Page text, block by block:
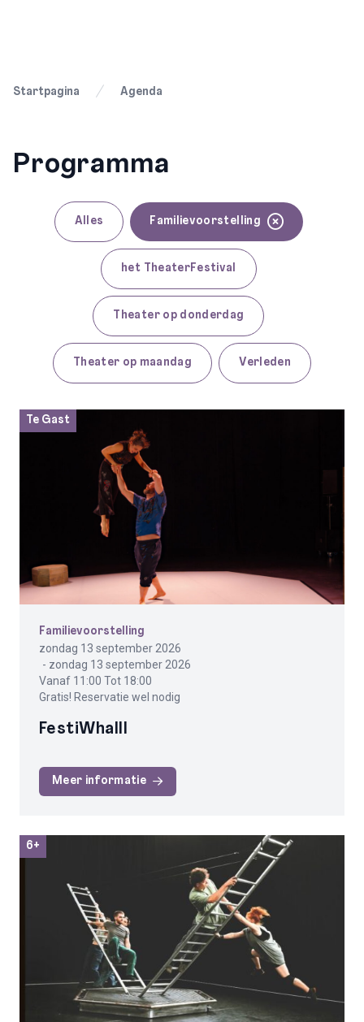
Startpagina Agenda
Programma
Alles Familievoorstelling
het TheaterFestival
Theater op donderdag
Theater op maandag Verleden
Te Gast
Familievoorstelling
zondag 13 september 2026
- zondag 13 september 2026
Vanaf 11:00 Tot 18:00
Gratis! Reservatie wel nodig
FestiWhalll
Meer informatie
6+